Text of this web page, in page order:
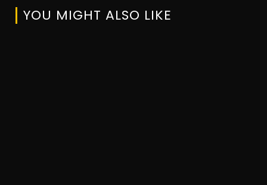
YOU MIGHT ALSO LIKE